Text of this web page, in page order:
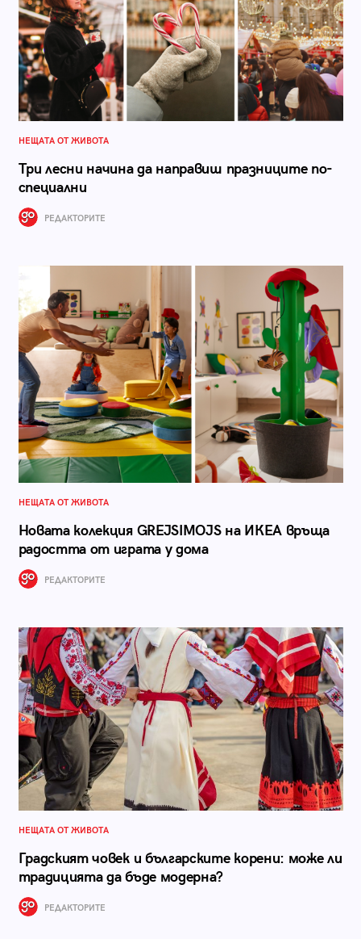
НЕЩАТА ОТ ЖИВОТА
Три лесни начина да направиш празниците по-
специални
РЕДАКТОРИТЕ
НЕЩАТА ОТ ЖИВОТА
Новата колекция GREJSIMOJS на ИКЕА връща
радостта от играта у дома
РЕДАКТОРИТЕ
НЕЩАТА ОТ ЖИВОТА
Градският човек и българските корени: може ли
традицията да бъде модерна?
РЕДАКТОРИТЕ